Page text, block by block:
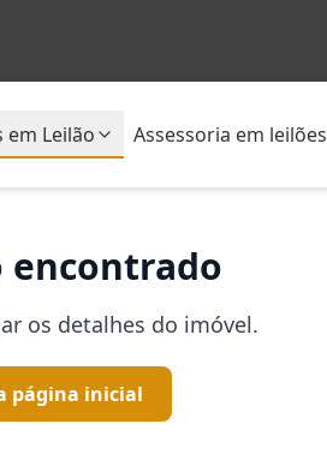
em Leilão Assessoria em leilões
encontrado
os detalhes do imóvel.
página inicial